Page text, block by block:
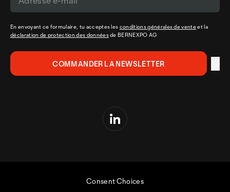
En envoyant ce formulaire, tu acceptes les conditions générales de venteet la
déclaration de protection des donnéesde BERNEXPO AG
Consent Choices